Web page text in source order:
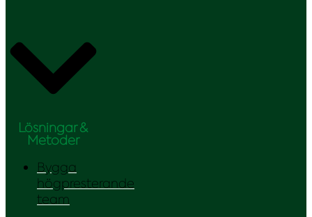
Lösningar &
Metoder
Bygga
högpresterande
team